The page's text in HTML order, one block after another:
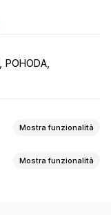
POHODA
Mostra funzionalità
Mostra funzionalità